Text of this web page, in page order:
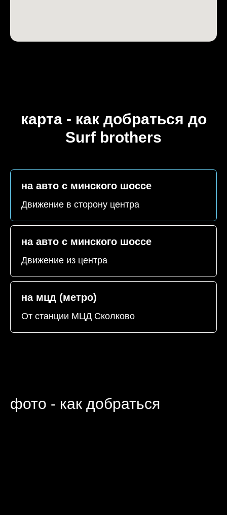
карта - как добраться до
Surf brothers
на авто с минского шоссе
Движение в сторону центра
на авто с минского шоссе
Движение из центра
на мцд (метро)
От станции МЦД Сколково
фото - как добраться